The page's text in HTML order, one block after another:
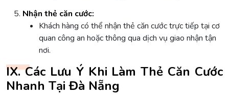
Nhận thẻ căn cước:
Khách hàng có thể nhận thẻ căn cước trực tiếp tại cơ
quan công an hoặc thông qua dịch vụ giao nhận tận
nơi.
IX. Các Lưu Ý Khi Làm Thẻ Căn Cước
Nhanh Tại Đà Nẵng